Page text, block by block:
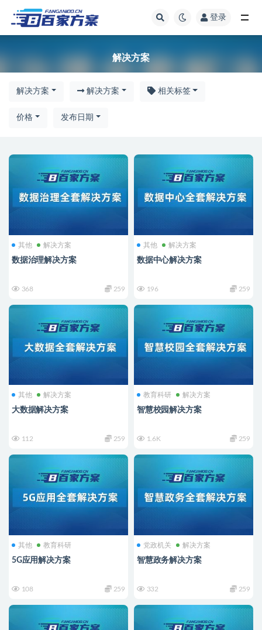
登录
解决方案
解决方案 解决方案 相关标签
价格 发布日期
其他 解决方案
数据治理解决方案
368 259
其他 解决方案
数据中心解决方案
196 259
其他 解决方案
大数据解决方案
112 259
教育科研 解决方案
智慧校园解决方案
1.6K 259
其他 教育科研
5G应用解决方案
108 259
党政机关 解决方案
智慧政务解决方案
332 259